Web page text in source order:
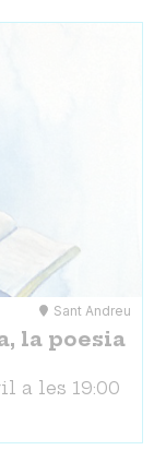
Sant Andreu
la poesia
a les 19:00